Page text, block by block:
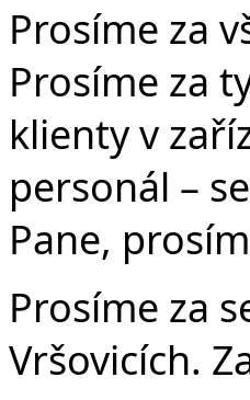
Prosíme za
Prosíme za
klienty v
personál –
Pane,
Prosíme za
Vršovicích.